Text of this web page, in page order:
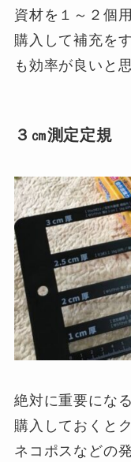
資材を１～２個
購入して補充を
も効率が良いと
３㎝測定定規
絶対に重要にな
購入しておくと
ネコポスなどの